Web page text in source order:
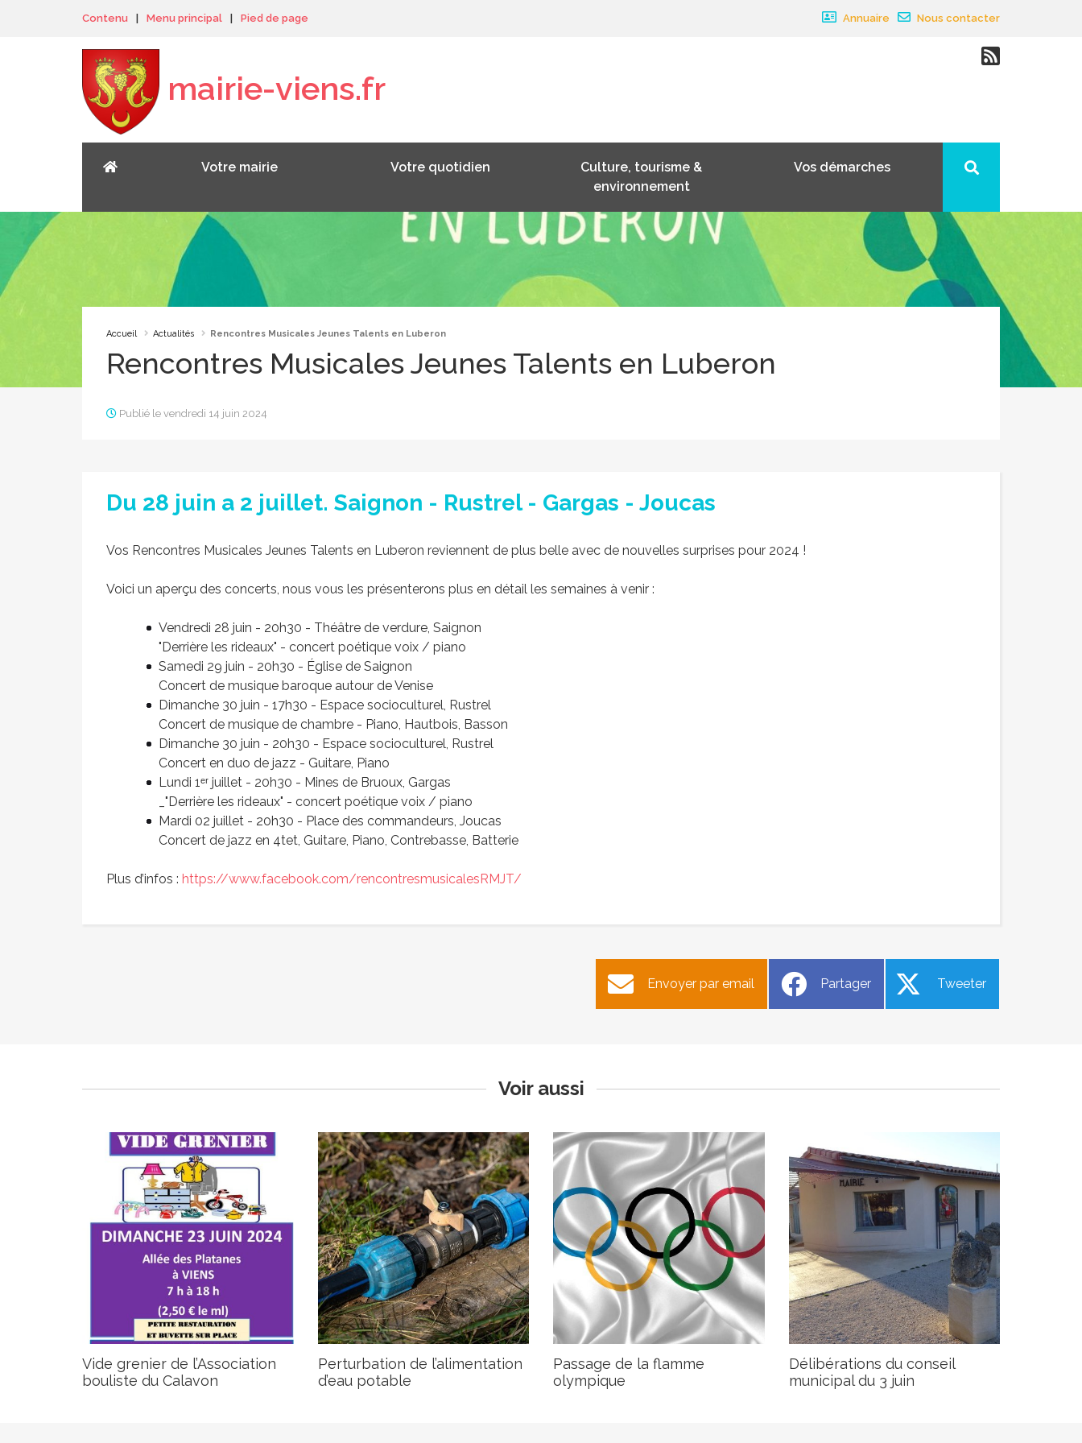
Contenu Menu principal Pied de page Annuaire Nous contacter
mairie-viens.fr
Votre mairie Votre quotidien
Culture, tourisme &
environnement
Vos démarches
×
Accueil Actualités Rencontres Musicales Jeunes Talents en Luberon
Rencontres Musicales Jeunes Talents en Luberon
Publié le vendredi 14 juin 2024
Du 28 juin a 2 juillet. Saignon - Rustrel - Gargas - Joucas
Vos Rencontres Musicales Jeunes Talents en Luberon reviennent de plus belle avec de nouvelles surprises pour 2024 !
Voici un aperçu des concerts, nous vous les présenterons plus en détail les semaines à venir :
Vendredi 28 juin - 20h30 - Théâtre de verdure, Saignon
"Derrière les rideaux" - concert poétique voix / piano
Samedi 29 juin - 20h30 - Église de Saignon
Concert de musique baroque autour de Venise
Dimanche 30 juin - 17h30 - Espace socioculturel, Rustrel
Concert de musique de chambre - Piano, Hautbois, Basson
Dimanche 30 juin - 20h30 - Espace socioculturel, Rustrel
Concert en duo de jazz - Guitare, Piano
Lundi 1ᵉʳ juillet - 20h30 - Mines de Bruoux, Gargas
_"Derrière les rideaux" - concert poétique voix / piano
Mardi 02 juillet - 20h30 - Place des commandeurs, Joucas
Concert de jazz en 4tet, Guitare, Piano, Contrebasse, Batterie
Plus d’infos : https://www.facebook.com/rencontresmusicalesRMJT/
Envoyer par email Partager Tweeter
Voir aussi
Vide grenier de l’Association
bouliste du Calavon
Perturbation de l’alimentation
d’eau potable
Passage de la flamme
olympique
Passage de la flamme
olympique
Délibérations du conseil
municipal du 3 juin
Délibérations du conseil
municipal du 3 juin